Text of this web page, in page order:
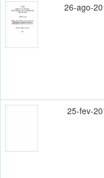
26-ago-
25-fev-